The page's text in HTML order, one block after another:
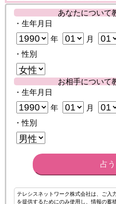
あなたについて
・生年月日
年 月
・性別
お相手について
・生年月日
年 月
・性別
占う
テレシスネットワーク株式会社は、ご入
を提供するためにのみ使用し、情報の蓄